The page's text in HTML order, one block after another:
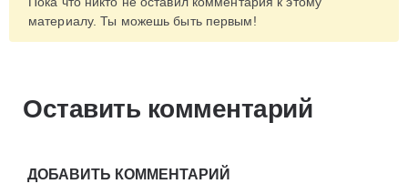
материалу. Ты можешь быть первым!
Оставить комментарий
ДОБАВИТЬ КОММЕНТАРИЙ